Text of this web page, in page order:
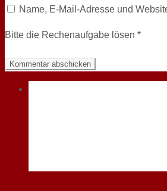
Name, E-Mail-Adresse und
Bitte die Rechenaufgabe lösen *